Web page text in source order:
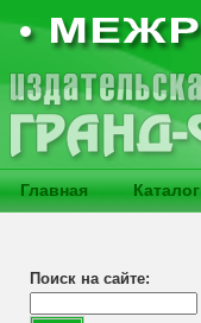
Главная Каталог
Поиск на сайте: